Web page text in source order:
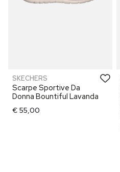
SKECHERS
Scarpe Sportive Da
Donna Bountiful Lavanda
€ 55,00